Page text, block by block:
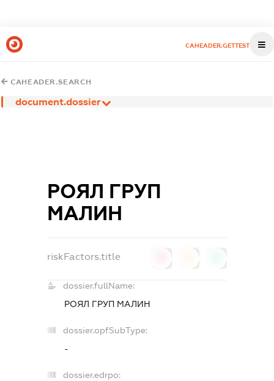
CAHEADER.GETTEST
CAHEADER.SEARCH
document.dossier
РОЯЛ ГРУП
МАЛИН
riskFactors.title
dossier.fullName:
РОЯЛ ГРУП МАЛИН
dossier.opfSubType:
-
dossier.edrpo: